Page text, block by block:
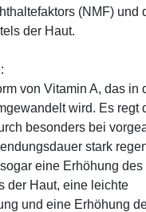
(NMF) und
der Haut.
von Vitamin A, das in
wird. Es regt
besonders bei
stark
eine Erhöhung des
der Haut, eine leichte
und eine Erhöhung